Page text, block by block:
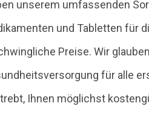
unserem umfassenden
und Tabletten für
Preise. Wir
für alle
Ihnen möglichst